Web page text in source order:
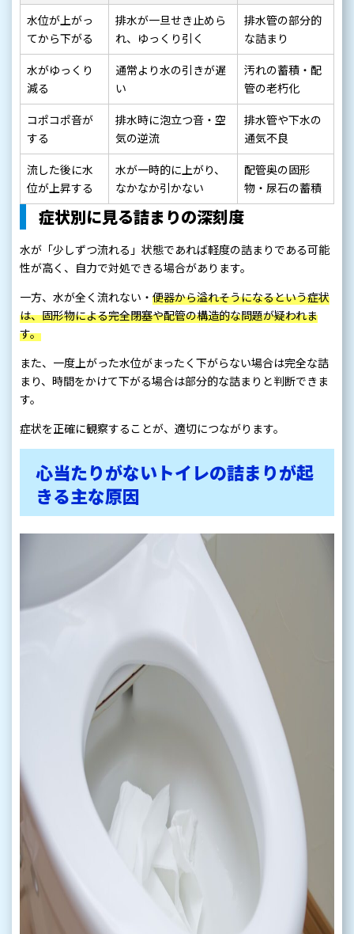
水位が上がっ
てから下がる
排水が一旦せき止めら
れ、ゆっくり引く
排水管の部分的
な詰まり
水がゆっくり
減る
通常より水の引きが遅
い
汚れの蓄積・配
管の老朽化
コポコポ音が
する
排水時に泡立つ音・空
気の逆流
排水管や下水の
通気不良
流した後に水
位が上昇する
水が一時的に上がり、
なかなか引かない
配管奥の固形
物・尿石の蓄積
症状別に見る詰まりの深刻度
水が「少しずつ流れる」状態であれば軽度の詰まりである可能
性が高く、自力で対処できる場合があります。
一方、水が全く流れない・ 便器から溢れそうになるという症状
は、固形物による完全閉塞や配管の構造的な問題が疑われま
す。
また、一度上がった水位がまったく下がらない場合は完全な詰
まり、時間をかけて下がる場合は部分的な詰まりと判断できま
す。
症状を正確に観察することが、適切につながります。
心当たりがないトイレの詰まりが起
きる主な原因